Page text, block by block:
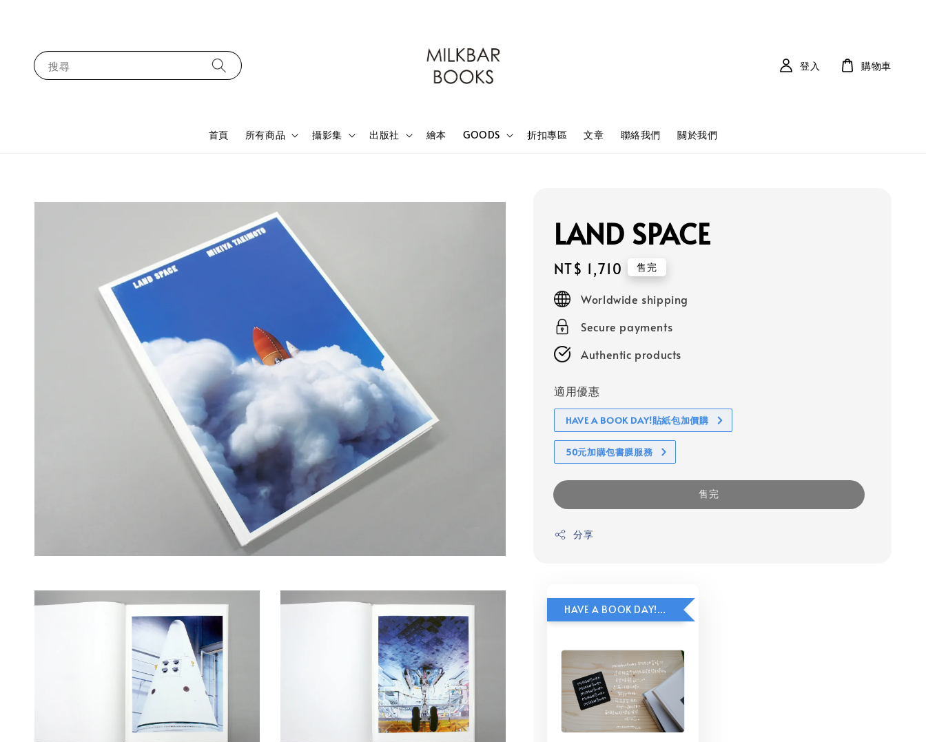
搜尋
首頁 所有商品 攝影集 出版社 繪本 GOODS 折扣專區 文章 聯絡我們 關於我們
登入 購物車
LAND SPACE
Regular
price
NT$ 1,710 售完
Worldwide shipping
Secure payments
Authentic products
適用優惠
HAVE A BOOK DAY!貼紙包加價購
50元加購包書膜服務
售完
分享
HAVE A BOOK DAY!貼紙包加價購